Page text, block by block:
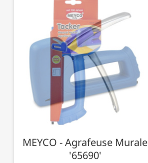
MEYCO - Agrafeuse Murale
'65690'